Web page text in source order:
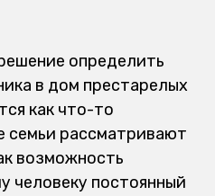
определить
в дом престарелых
как что-то
семьи рассматривают
возможность
человеку постоянный